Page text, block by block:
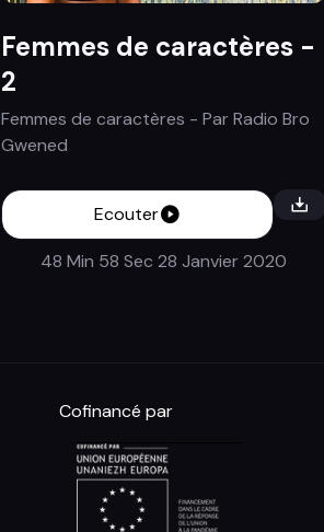
Femmes de caractères -
2
Femmes de caractères - ParRadio Bro
Gwened
Ecouter
48 Min 58 Sec 28 Janvier 2020
Cofinancé par